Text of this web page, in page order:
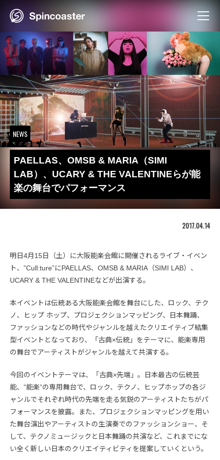
NEWS
PAELLAS、OMSB & MARIA（SIMI
LAB）、UCARY & THE VALENTINEらが能
楽の舞台でパフォーマンス
2017.04.14
明日4月15日（土）に大阪能楽会館に開催されるライブ・イベン
ト、”Cull:ture”にPAELLAS、OMSB & MARIA（SIMI LAB）、
UCARY & THE VALENTINEなどが出演する。
本イベントは伝統ある大阪能楽会館を舞台にした、ロック、テク
ノ、ヒップ ホップ、プロジェクションマッピング、日本舞踊、
ファッションなどの時代やジャンルを越えたクリエイティブ結集
型イベントとなっており、「古典×伝統」をテーマに、能楽専用
の舞台でアーティストがジャンルを越えて共演する。
今回のイベントテーマは、「古典×先端」。日本最古の伝統芸
能、”能楽”の専用舞台で、ロック、テクノ、ヒップホップの各ジ
ャンルでそれぞれ時代の先端を走る気鋭のアーティストたちがパ
フォーマンスを披露。また、プロジェクションマッピングを用い
た舞台演出やアーティストの生演奏でのファッションショー、そ
して、テクノミュージックと日本舞踊の共演など、これまでにな
い全く新しい日本のクリエイティビティを提案していくという。